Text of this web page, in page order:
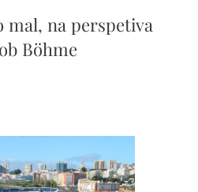
mal, na perspetiva
Böhme